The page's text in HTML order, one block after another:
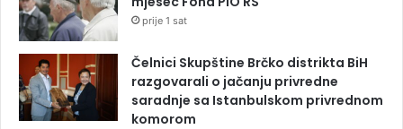
prije 1 sat
Čelnici Skupštine Brčko distrikta BiH
razgovarali o jačanju privredne
saradnje sa Istanbulskom privrednom
komorom